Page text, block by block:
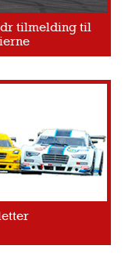
tilmelding til